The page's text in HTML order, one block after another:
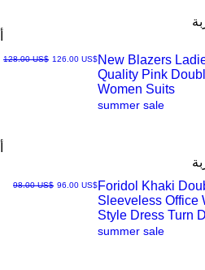
سعر عادي‏128.00 US$ سعر البيع‏126.00 US$
العرض
New Blazers
Quality Pink
Women Suits
summer sale
سعر عادي
‏98.00 US$ سعر البيع‏96.00 US$
العرض
Foridol Khaki
Sleeveless Office
Style Dress Turn
summer sale